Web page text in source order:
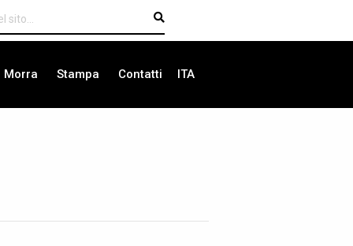
Morra Stampa Contatti ITA